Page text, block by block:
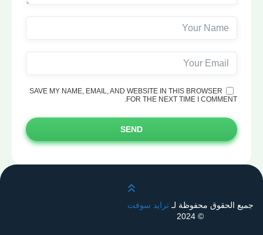
SAVE MY NAME, EMAIL, AND WEBSITE IN THIS BROWSER
FOR THE NEXT TIME I COMMENT.
SEND
قم بالتمرير لأعلى
جميع الحقوق محفوظة لـترايد سوفت
© 2024